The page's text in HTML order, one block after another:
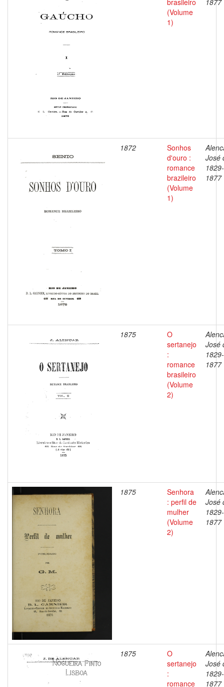
brasileiro
(Volume
1)
1877
1872
Sonhos
d'ouro :
romance
brazileiro
(Volume
1)
José
1829-
1877
1875
O
sertanejo
:
romance
brasileiro
(Volume
2)
José
1829-
1877
1875
Senhora
: perfil de
mulher
(Volume
2)
José
1829-
1877
1875
O
sertanejo
:
romance
José
1829-
1877